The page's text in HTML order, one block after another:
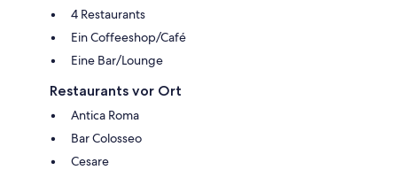
4 Restaurants
Ein Coffeeshop/Café
Eine Bar/Lounge
Restaurants vor Ort
Antica Roma
Bar Colosseo
Cesare